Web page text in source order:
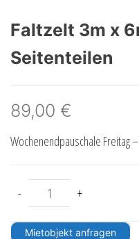
Faltzelt 3m x
Seitenteilen
89,00 €
Wochenendpauschale Freitag
- Faltzelt 3m x 6m
+
Mietobjekt anfragen